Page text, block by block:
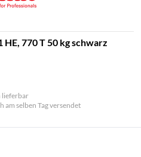
HE, 770 T 50 kg schwarz
lieferbar
am selben Tag versendet